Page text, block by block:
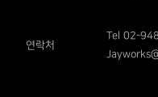
연락처
Tel 02-